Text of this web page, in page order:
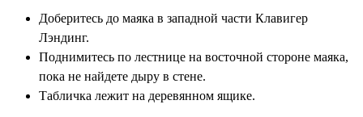
Доберитесь до маяка в западной части Клавигер
Лэндинг.
Поднимитесь по лестнице на восточной стороне маяка,
пока не найдете дыру в стене.
Табличка лежит на деревянном ящике.